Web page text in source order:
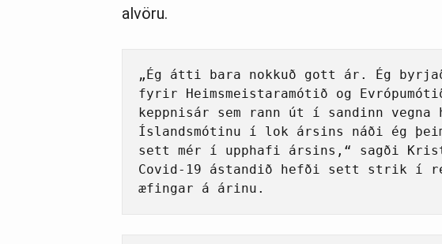
alvöru.
„Ég átti bara nokkuð gott ár. Ég
fyrir Heimsmeistaramótið og
keppnisár sem rann út í sandinn vegna
Íslandsmótinu í lok ársins náði ég þeim
sett mér í upphafi ársins,“ sagði
Covid-19 ástandið hefði sett strik í
æfingar á árinu.